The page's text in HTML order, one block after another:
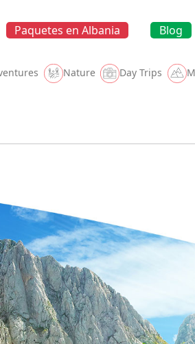
Paquetes en Albania Blog
Nature Day Trips